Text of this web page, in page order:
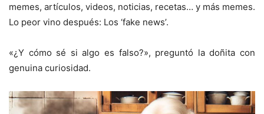
memes, artículos, videos, noticias, recetas… y más memes.
Lo peor vino después: Los ‘fake news’.
«¿Y cómo sé si algo es falso?», preguntó la doñita con
genuina curiosidad.